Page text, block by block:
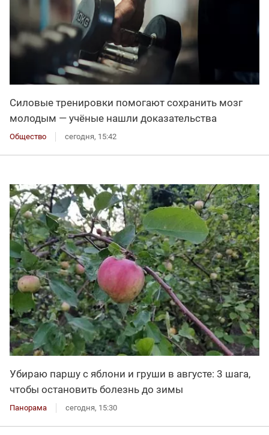
Силовые тренировки помогают сохранить мозг
молодым — учёные нашли доказательства
Общество сегодня, 15:42
Убираю паршу с яблони и груши в августе: 3 шага,
чтобы остановить болезнь до зимы
Панорама сегодня, 15:30